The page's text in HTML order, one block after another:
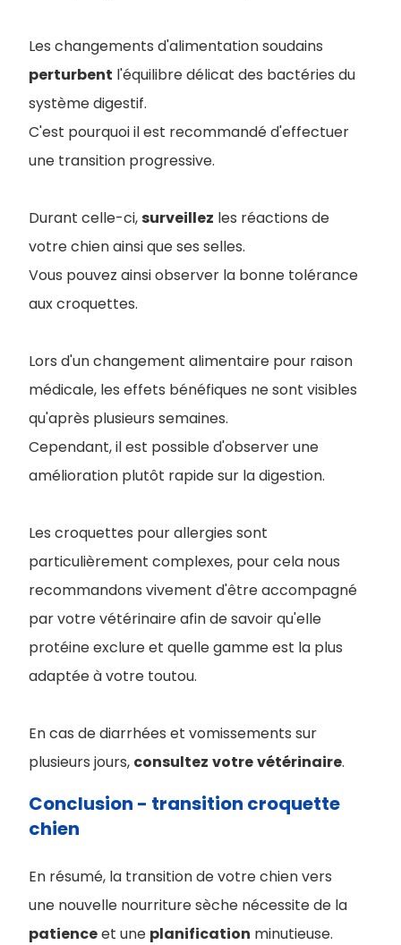
Les changements d'alimentation soudains
perturbent l'équilibre délicat des bactéries du
système digestif.
C'est pourquoi il est recommandé d'effectuer
une transition progressive.
Durant celle-ci,surveillez les réactions de
votre chien ainsi que ses selles.
Vous pouvez ainsi observer la bonne tolérance
aux croquettes.
Lors d'un changement alimentaire pour raison
médicale, les effets bénéfiques ne sont visibles
qu'après plusieurs semaines.
Cependant, il est possible d'observer une
amélioration plutôt rapide sur la digestion.
Les croquettes pour allergies sont
particulièrement complexes, pour cela nous
recommandons vivement d'être accompagné
par votre vétérinaire afin de savoir qu'elle
protéine exclure et quelle gamme est la plus
adaptée à votre toutou.
En cas de diarrhées et vomissements sur
plusieurs jours, consultez votrevétérinaire.
Conclusion - transition croquette
chien
En résumé, la transition de votre chien vers
une nouvelle nourriture sèche nécessite de la
patienceet une planification minutieuse.